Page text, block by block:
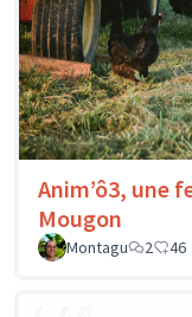
Anim’ô3, une
Mougon
Montagu
2 46